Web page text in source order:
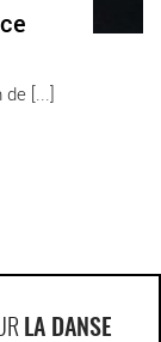
de [...]
LA DANSE